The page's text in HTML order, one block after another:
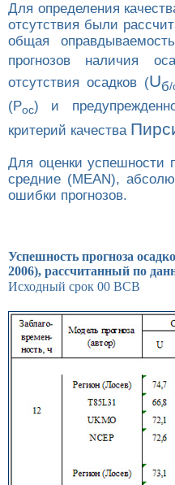
Для определения
отсутствия были
общая
прогнозов наличия
отсутствия осадков (Uб/
(Рос) и
критерий качества
Для оценки успешности
средние (MEAN),
ошибки прогнозов.
Успешность прогноза
2006), рассчитанный по
Исходный срок 00 ВСВ